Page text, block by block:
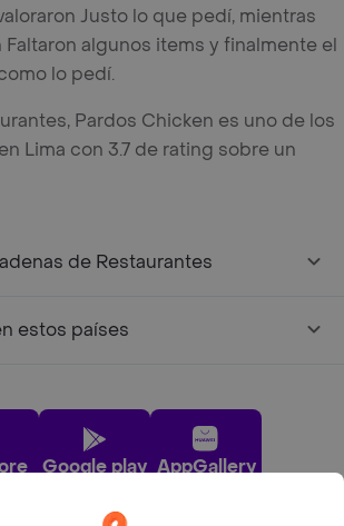
Justo lo que pedí, mientras
Faltaron algunos items y finalmente el
lo pedí.
Pardos Chicken es uno de los
Lima con 3.7 de rating sobre un
de Restaurantes
estos países
Google play AppGallery